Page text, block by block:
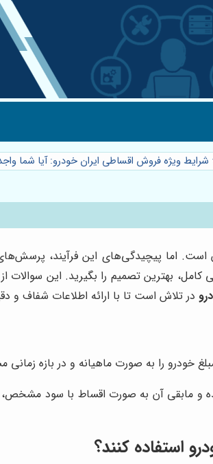
شرایط ویژه فروش اقساطی ایران خودرو: آیا شما
اما پیچیدگی‌های این فرآیند،
کامل، بهترین تصمیم را بگیرید. این
در تلاش است تا با ارائه اطلاعات شفاف و
خودرو را به صورت ماهیانه و در بازه
استفاده کنند؟